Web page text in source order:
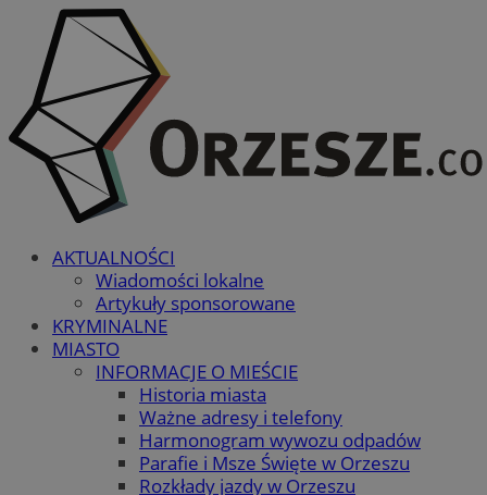
AKTUALNOŚCI
Wiadomości lokalne
Artykuły sponsorowane
KRYMINALNE
MIASTO
INFORMACJE O MIEŚCIE
Historia miasta
Ważne adresy i telefony
Harmonogram wywozu odpadów
Parafie i Msze Święte w Orzeszu
Rozkłady jazdy w Orzeszu